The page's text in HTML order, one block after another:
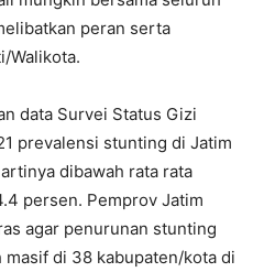
peran serta
Walikota.
data Survei Status Gizi
prevalensi stunting di Jatim
dibawah rata rata
persen. Pemprov Jatim
agar penurunan stunting
di 38 kabupaten/kota di